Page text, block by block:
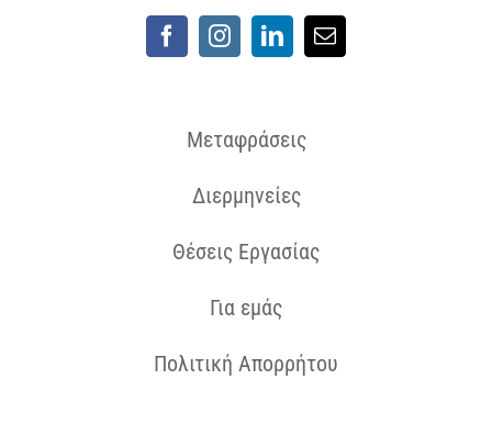
Μεταφράσεις
Διερμηνείες
Θέσεις Εργασίας
Για εμάς
Πολιτική Απορρήτου